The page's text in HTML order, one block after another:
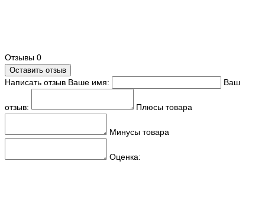
Отзывы 0
Оставить отзыв
Написать отзыв Ваше имя: Ваш
отзыв: Плюсы товара
Минусы товара
Оценка: